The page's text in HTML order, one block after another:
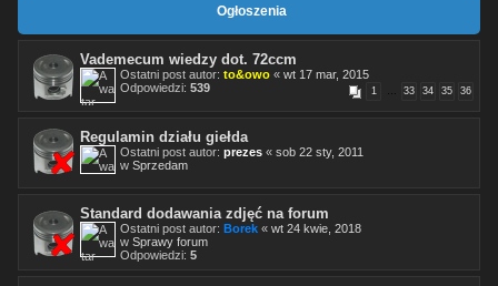
Ogłoszenia
Vademecum wiedzy dot. 72ccm
Ostatni post autor: to&owo « wt 17 mar, 2015
Odpowiedzi: 539 1 33 34 35 36
Regulamin działu giełda
Ostatni post autor: prezes « sob 22 sty, 2011
w Sprzedam
Standard dodawania zdjęć na forum
Ostatni post autor: Borek « wt 24 kwie, 2018
w Sprawy forum
Odpowiedzi: 5